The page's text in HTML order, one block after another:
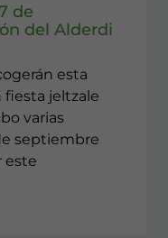
de
del Alderdi
esta
fiesta jeltzale
varias
septiembre
este